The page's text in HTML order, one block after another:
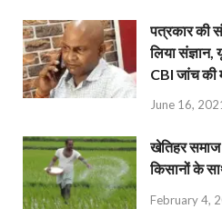
पत्रकार की
लिया संज्ञान,
CBI जांच की
June 16,
खेतिहर समाज
किसानों के
February 4,